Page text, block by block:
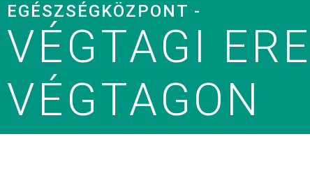
EGÉSZSÉGKÖZPONT -
VÉGTAGI
VÉGTAGON